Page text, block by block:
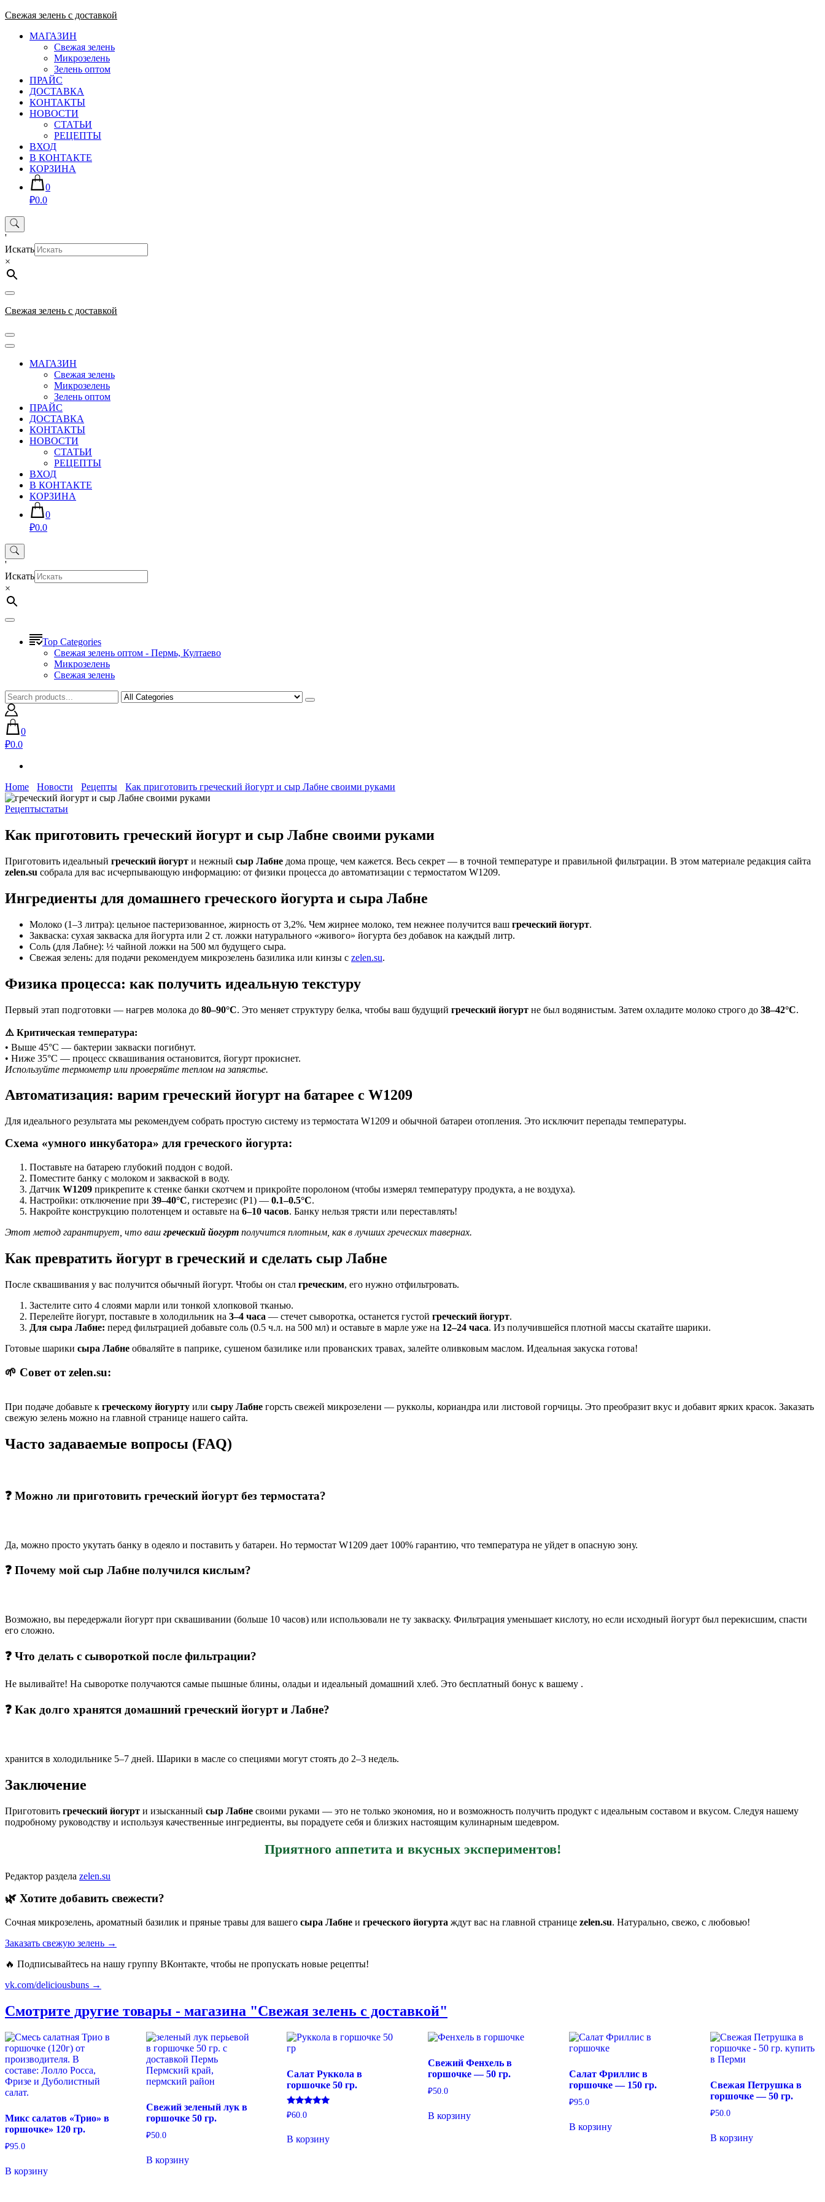
Skip
content
Свежая зелень с доставкой
МАГАЗИН
Свежая зелень
Микрозелень
Зелень оптом
ПРАЙС
ДОСТАВКА
КОНТАКТЫ
НОВОСТИ
СТАТЬИ
РЕЦЕПТЫ
ВХОД
В КОНТАКТЕ
КОРЗИНА
0
₽0.0
'
Искать
×
Свежая зелень с доставкой
МАГАЗИН
Свежая зелень
Микрозелень
Зелень оптом
ПРАЙС
ДОСТАВКА
КОНТАКТЫ
НОВОСТИ
СТАТЬИ
РЕЦЕПТЫ
ВХОД
В КОНТАКТЕ
КОРЗИНА
0
₽0.0
'
Искать
×
Top Categories
Свежая зелень оптом - Пермь, Култаево
Микрозелень
Свежая зелень
0
₽0.0
Home Новости Рецепты Как приготовить греческий йогурт и сыр Лабне своими руками
Рецептыстатьи
Как приготовить греческий йогурт и сыр Лабне своими руками
Приготовить идеальный греческий йогурт и нежный сыр Лабне дома проще, чем кажется. Весь секрет — в точной температуре и правильной фильтрации. В этом материале редакция сайта
zelen.su собрала для вас исчерпывающую информацию: от физики процесса до автоматизации с термостатом W1209.
Ингредиенты для домашнего греческого йогурта и сыра Лабне
Молоко (1–3 литра): цельное пастеризованное, жирность от 3,2%. Чем жирнее молоко, тем нежнее получится ваш греческий йогурт.
Закваска: сухая закваска для йогурта или 2 ст. ложки натурального «живого» йогурта без добавок на каждый литр.
Соль (для Лабне): ½ чайной ложки на 500 мл будущего сыра.
Свежая зелень: для подачи рекомендуем микрозелень базилика или кинзы с zelen.su.
Физика процесса: как получить идеальную текстуру
Первый этап подготовки — нагрев молока до 80–90°C. Это меняет структуру белка, чтобы ваш будущий греческий йогурт не был водянистым. Затем охладите молоко строго до 38–42°C.
⚠️ Критическая температура:
• Выше 45°C — бактерии закваски погибнут.
• Ниже 35°C — процесс сквашивания остановится, йогурт прокиснет.
Используйте термометр или проверяйте теплом на запястье.
Автоматизация: варим греческий йогурт на батарее с W1209
Для идеального результата мы рекомендуем собрать простую систему из термостата W1209 и обычной батареи отопления. Это исключит перепады температуры.
Схема «умного инкубатора» для греческого йогурта:
Поставьте на батарею глубокий поддон с водой.
Поместите банку с молоком и закваской в воду.
Датчик W1209 прикрепите к стенке банки скотчем и прикройте поролоном (чтобы измерял температуру продукта, а не воздуха).
Настройки: отключение при 39–40°C, гистерезис (P1) — 0.1–0.5°C.
Накройте конструкцию полотенцем и оставьте на 6–10 часов. Банку нельзя трясти или переставлять!
Этот метод гарантирует, что ваш греческий йогурт получится плотным, как в лучших греческих тавернах.
Как превратить йогурт в греческий и сделать сыр Лабне
После сквашивания у вас получится обычный йогурт. Чтобы он стал греческим, его нужно отфильтровать.
Застелите сито 4 слоями марли или тонкой хлопковой тканью.
Перелейте йогурт, поставьте в холодильник на 3–4 часа — стечет сыворотка, останется густой греческий йогурт.
Для сыра Лабне: перед фильтрацией добавьте соль (0.5 ч.л. на 500 мл) и оставьте в марле уже на 12–24 часа. Из получившейся плотной массы скатайте шарики.
Готовые шарики сыра Лабне обваляйте в паприке, сушеном базилике или прованских травах, залейте оливковым маслом. Идеальная закуска готова!
🌱 Совет от zelen.su:
При подаче добавьте к греческому йогурту или сыру Лабне горсть свежей микрозелени — рукколы, кориандра или листовой горчицы. Это преобразит вкус и добавит ярких красок. Заказать
свежую зелень можно на главной странице нашего сайта.
Часто задаваемые вопросы (FAQ)
❓ Можно ли приготовить греческий йогурт без термостата?
Да, можно просто укутать банку в одеяло и поставить у батареи. Но термостат W1209 дает 100% гарантию, что температура не уйдет в опасную зону.
❓ Почему мой сыр Лабне получился кислым?
Возможно, вы передержали йогурт при сквашивании (больше 10 часов) или использовали не ту закваску. Фильтрация уменьшает кислоту, но если исходный йогурт был перекисшим, спасти
его сложно.
❓ Что делать с сывороткой после фильтрации?
Не выливайте! На сыворотке получаются самые пышные блины, оладьи и идеальный домашний хлеб. Это бесплатный бонус к вашему .
❓ Как долго хранятся домашний греческий йогурт и Лабне?
хранится в холодильнике 5–7 дней. Шарики в масле со специями могут стоять до 2–3 недель.
Заключение
Приготовить греческий йогурт и изысканный сыр Лабне своими руками — это не только экономия, но и возможность получить продукт с идеальным составом и вкусом. Следуя нашему
подробному руководству и используя качественные ингредиенты, вы порадуете себя и близких настоящим кулинарным шедевром.
Приятного аппетита и вкусных экспериментов!
Редактор раздела zelen.su
🌿 Хотите добавить свежести?
Сочная микрозелень, ароматный базилик и пряные травы для вашего сыра Лабне и греческого йогурта ждут вас на главной странице zelen.su. Натурально, свежо, с любовью!
Заказать свежую зелень →
🔥 Подписывайтесь на нашу группу ВКонтакте, чтобы не пропускать новые рецепты!
vk.com/deliciousbuns →
Смотрите другие товары - магазина "Свежая зелень с доставкой"
Микс салатов «Трио» в
горшочке» 120 гр.
₽95.0
В корзину
Свежий зеленый лук в
горшочке 50 гр.
₽50.0
В корзину
Салат Руккола в
горшочке 50 гр.
Оценка
5.00
₽60.0
В корзину
Свежий Фенхель в
горшочке — 50 гр.
₽50.0
В корзину
Салат Фриллис в
горшочке — 150 гр.
₽95.0
В корзину
Свежая Петрушка в
горшочке — 50 гр.
₽50.0
В корзину